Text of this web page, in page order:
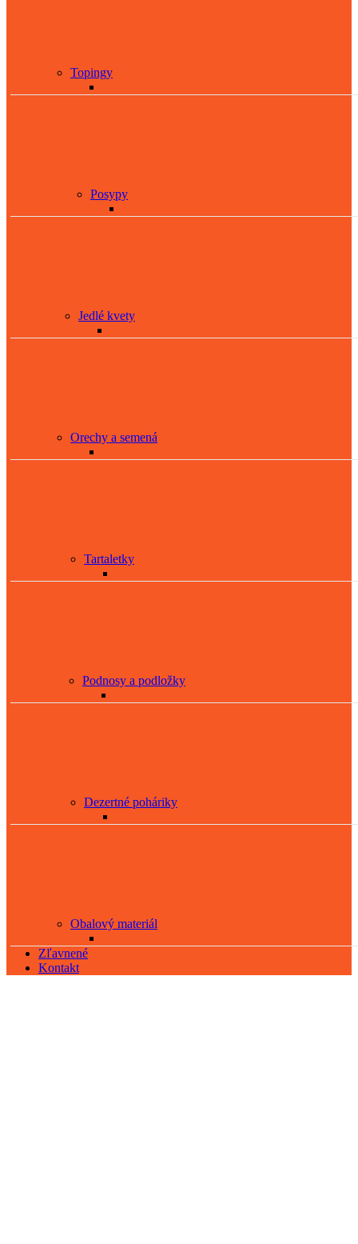
Topingy
Posypy
Jedlé kvety
Orechy a semená
Tartaletky
Podnosy a podložky
Dezertné poháriky
Obalový materiál
Zľavnené
Kontakt